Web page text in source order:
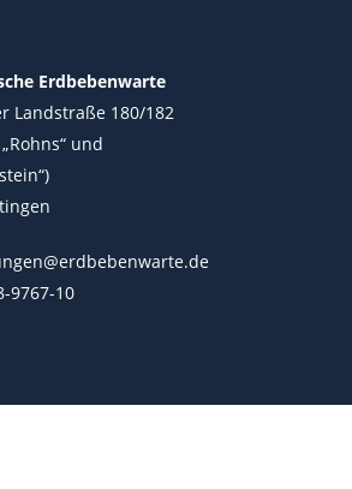
Erdbebenwarte
Landstraße 180/182
und
9767-10